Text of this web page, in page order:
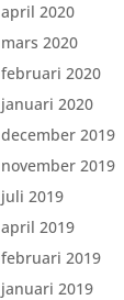
april 2020
mars 2020
februari 2020
januari 2020
december 2019
november 2019
juli 2019
april 2019
februari 2019
januari 2019